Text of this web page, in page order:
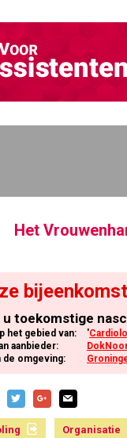
Het
u toekomstige
het gebied van: '
aanbieder:
de omgeving:
Organisatie